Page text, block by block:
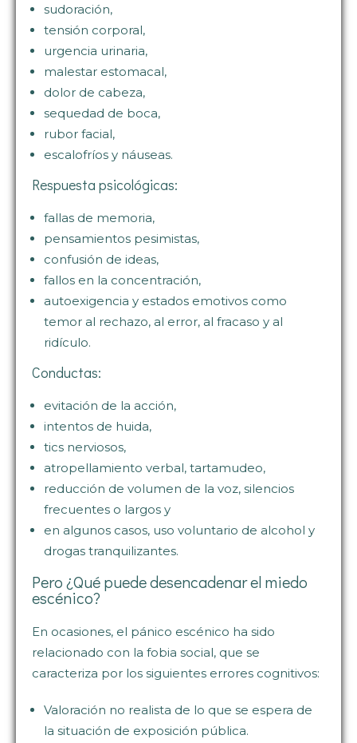
sudoración,
tensión corporal,
urgencia urinaria,
malestar estomacal,
dolor de cabeza,
sequedad de boca,
rubor facial,
escalofríos y náuseas.
Respuesta psicológicas:
fallas de memoria,
pensamientos pesimistas,
confusión de ideas,
fallos en la concentración,
autoexigencia y estados emotivos como
temor al rechazo, al error, al fracaso y al
ridículo.
Conductas:
evitación de la acción,
intentos de huida,
tics nerviosos,
atropellamiento verbal, tartamudeo,
reducción de volumen de la voz, silencios
frecuentes o largos y
en algunos casos, uso voluntario de alcohol y
drogas tranquilizantes.
Pero ¿Qué puede desencadenar el miedo
escénico?
En ocasiones, el pánico escénico ha sido
relacionado con la fobia social, que se
caracteriza por los siguientes errores cognitivos:
Valoración no realista de lo que se espera de
la situación de exposición pública.